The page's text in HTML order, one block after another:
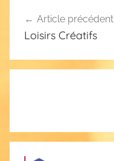
de
Article précédent
Loisirs Créatifs